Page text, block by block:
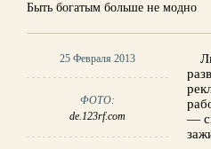
Быть богатым больше не модно
25 Февраля 2013
ФОТО:
de.123rf.com
—